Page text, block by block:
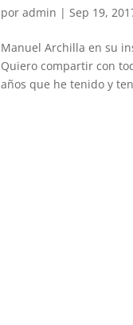
poradmin | Sep 19,
Manuel Archilla en su
Quiero compartir con
años que he tenido y